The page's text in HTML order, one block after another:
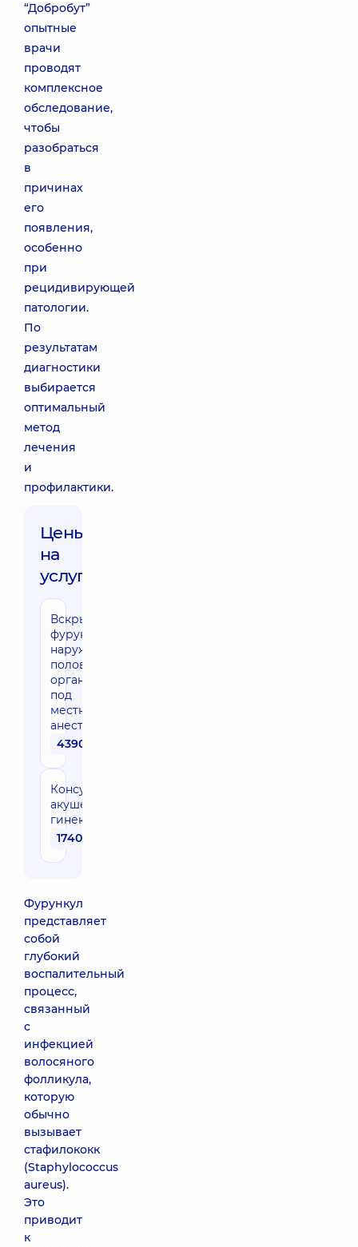
“Добробут”
опытные
врачи
проводят
комплексное
обследование,
чтобы
разобраться
в
причинах
его
появления,
особенно
при
рецидивирующей
патологии.
По
результатам
диагностики
выбирается
оптимальный
метод
лечения
и
профилактики.
Цены
на
услуги:
Вскрытие
фурункула
наружных
половых
органов
под
местной
анестезией
4390 грн
Консультация
акушера-
гинеколога
1740 грн
Фурункул
представляет
собой
глубокий
воспалительный
процесс,
связанный
с
инфекцией
волосяного
фолликула,
которую
обычно
вызывает
стафилококк
(Staphylococcus
aureus).
Это
приводит
к